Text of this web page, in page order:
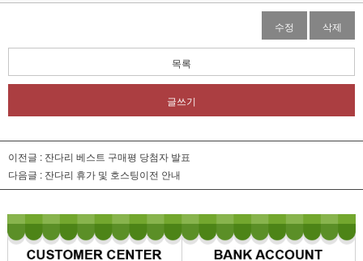
수정 삭제
목록
글쓰기
이전글 : 잔다리 베스트 구매평 당첨자 발표
다음글 : 잔다리 휴가 및 호스팅이전 안내